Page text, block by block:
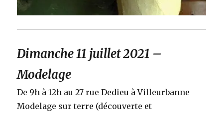
Dimanche 11 juillet 2021 –
Modelage
De 9h à 12h au 27 rue Dedieu à Villeurbanne
Modelage sur terre (découverte et